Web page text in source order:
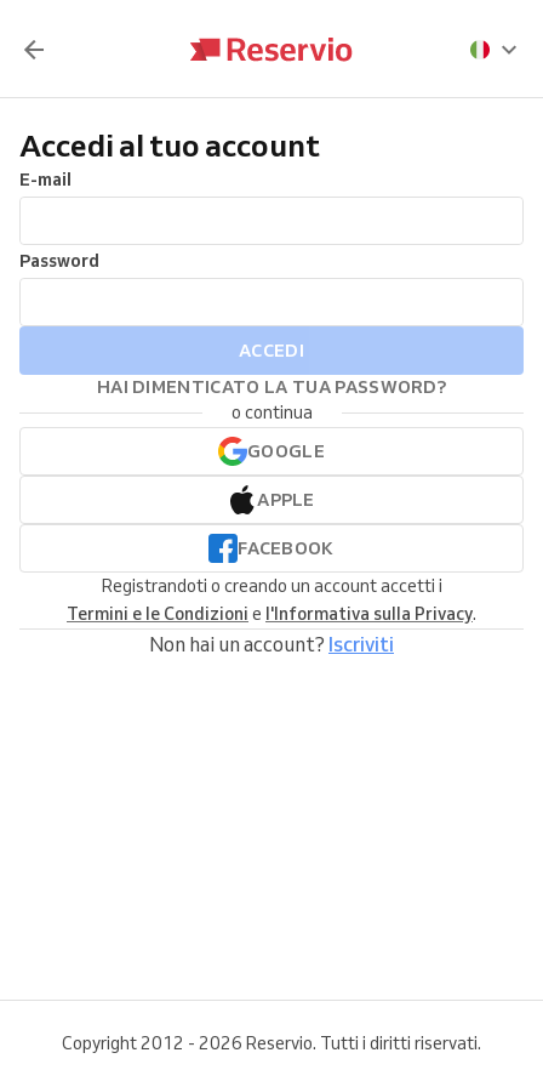
Accedi al tuo account
E-mail
Password
ACCEDI
HAI DIMENTICATO LA TUA PASSWORD?
o continua
GOOGLE
APPLE
FACEBOOK
Registrandoti o creando un account accetti i
Termini e le Condizioni e l'Informativa sulla Privacy.
Non hai un account? Iscriviti
Copyright 2012 - 2026 Reservio. Tutti i diritti riservati.